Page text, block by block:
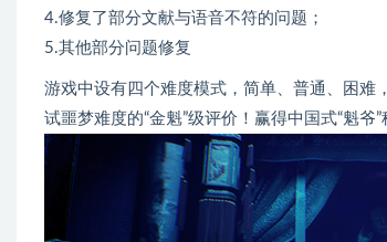
4.修复了部分文献与语音不符的问题；
5.其他部分问题修复
游戏中设有四个难度模式，简单、普通、困难
试噩梦难度的“金魁”级评价！赢得中国式“魁爷”